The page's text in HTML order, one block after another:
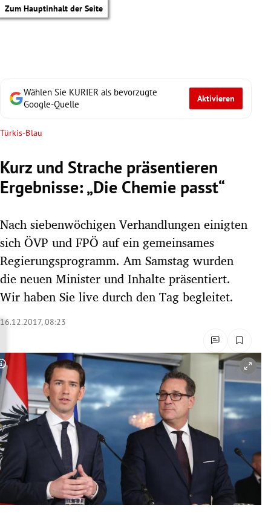
Zum Hauptinhalt der Seite
Untermenü
Untermenü
Untermenü
Untermenü
Untermenü
Untermenü
Untermenü
Wählen Sie KURIER als bevorzugte
Google-Quelle
Aktivieren
Türkis-Blau
Kurz und Strache präsentieren
Ergebnisse: „Die Chemie passt“
Nach siebenwöchigen Verhandlungen einigten
sich ÖVP und FPÖ auf ein gemeinsames
Regierungsprogramm. Am Samstag wurden
die neuen Minister und Inhalte präsentiert.
Wir haben Sie live durch den Tag begleitet.
16.12.2017, 08:23
Copyright-Hinweis öffnen/schließen